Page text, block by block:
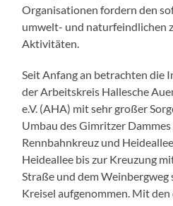
Organisationen fordern den
umwelt- und naturfeindlichen
Aktivitäten.
Seit Anfang an betrachten die
der Arbeitskreis Hallesche
e.V. (AHA) mit sehr großer
Umbau des Gimritzer Dammes
Rennbahnkreuz und
Heideallee bis zur Kreuzung
Straße und dem
Kreisel aufgenommen. Mit